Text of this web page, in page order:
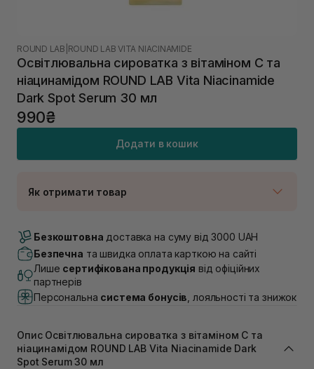
ROUND LAB ROUND LAB VITA NIACINAMIDE
Освітлювальна сироватка з вітаміном C та
ніацинамідом ROUND LAB Vita Niacinamide
Dark Spot Serum 30 мл
990₴
Додати в кошик
Як отримати товар
Немає в наявності!
В наявності
Самовивіз м. Львів, вул. Академіка Підстригача, 1В
(Duck’s Lake)
Немає в наявності!
Немає в наявності!
Самовивіз м. Львів, вул. Степана Бандери 45
Немає в наявності!
Безкоштовна доставка на суму від 3000 UAH
Безпечна та швидка оплата карткою на сайті
Лише сертифікована продукція від офіційних
партнерів
Персональна система бонусів , лояльності та знижок
Опис Освітлювальна сироватка з вітаміном C та
ніацинамідом ROUND LAB Vita Niacinamide Dark
Spot Serum 30 мл